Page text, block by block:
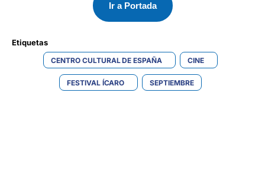
Ir a Portada
Etiquetas
CENTRO CULTURAL DE ESPAÑA CINE
FESTIVAL ÍCARO SEPTIEMBRE